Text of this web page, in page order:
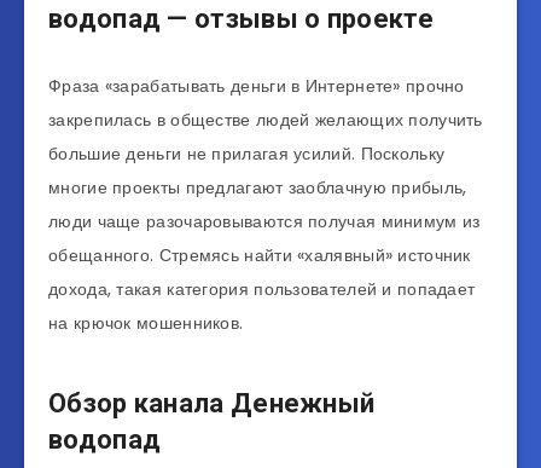
водопад — отзывы о проекте
Фраза «зарабатывать деньги в Интернете» прочно
закрепилась в обществе людей желающих получить
большие деньги не прилагая усилий. Поскольку
многие проекты предлагают заоблачную прибыль,
люди чаще разочаровываются получая минимум из
обещанного. Стремясь найти «халявный» источник
дохода, такая категория пользователей и попадает
на крючок мошенников.
Обзор канала Денежный
водопад